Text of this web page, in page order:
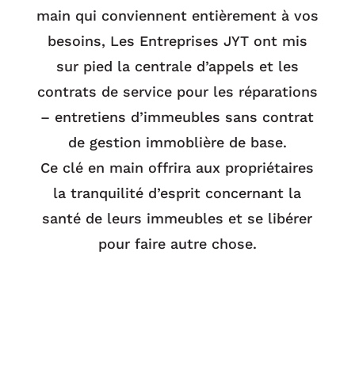
main qui conviennent entièrement à vos
besoins, Les Entreprises JYT ont mis
sur pied la centrale d’appels et les
contrats de service pour les réparations
– entretiens d’immeubles sans contrat
de gestion immoblière de base.
Ce clé en main offrira aux propriétaires
la tranquilité d’esprit concernant la
santé de leurs immeubles et se libérer
pour faire autre chose.